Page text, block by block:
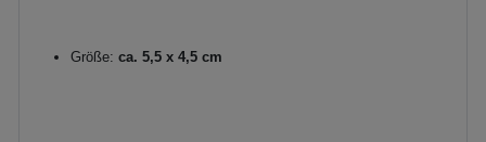
Größe: ca. 5,5 x 4,5 cm